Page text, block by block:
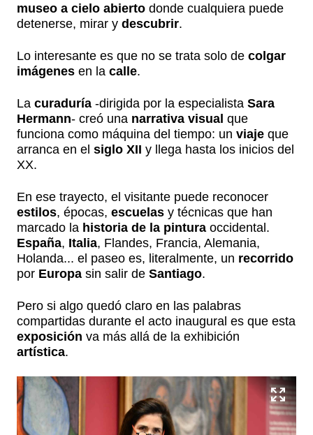
museo a cielo abierto donde cualquiera puede
detenerse, mirar y descubrir.
Lo interesante es que no se trata solo de colgar
imágenes en la calle.
La curaduría -dirigida por la especialista Sara
Hermann- creó una narrativa visual que
funciona como máquina del tiempo: un viaje que
arranca en el siglo XII y llega hasta los inicios del
XX.
En ese trayecto, el visitante puede reconocer
estilos, épocas, escuelas y técnicas que han
marcado la historia de la pintura occidental.
España, Italia, Flandes, Francia, Alemania,
Holanda... el paseo es, literalmente, un recorrido
por Europa sin salir de Santiago.
Pero si algo quedó claro en las palabras
compartidas durante el acto inaugural es que esta
exposición va más allá de la exhibición
artística.